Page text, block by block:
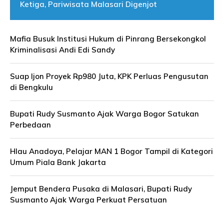
Ketiga, Pariwisata Malasari Digenjot
Mafia Busuk Institusi Hukum di Pinrang Bersekongkol
Kriminalisasi Andi Edi Sandy
Suap Ijon Proyek Rp980 Juta, KPK Perluas Pengusutan
di Bengkulu
Bupati Rudy Susmanto Ajak Warga Bogor Satukan
Perbedaan
Hlau Anadoya, Pelajar MAN 1 Bogor Tampil di Kategori
Umum Piala Bank Jakarta
Jemput Bendera Pusaka di Malasari, Bupati Rudy
Susmanto Ajak Warga Perkuat Persatuan